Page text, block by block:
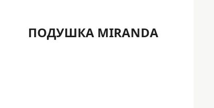
ПОДУШКА MIRANDA